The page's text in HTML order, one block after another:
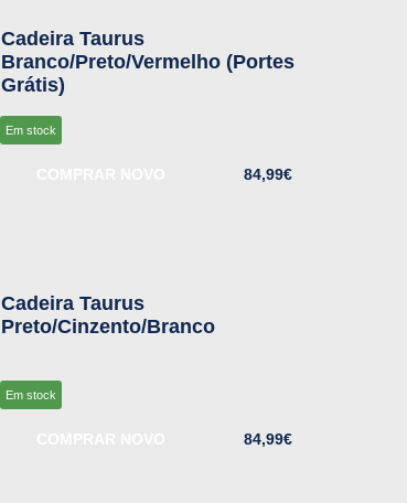
Cadeira Taurus
Branco/Preto/Vermelho (Portes
Grátis)
Em stock
84,99€
Cadeira Taurus
Preto/Cinzento/Branco
Em stock
84,99€